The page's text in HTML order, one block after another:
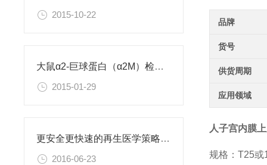
2015-10-22
大鼠α2-巨球蛋白（α2M）检测试剂盒
2015-01-29
更安全更快速的再生医学策略：利用直接重编程改变细胞身份
2016-06-23
品牌
货号
供货周期
应用领域
人子宫内膜
规格：T25或